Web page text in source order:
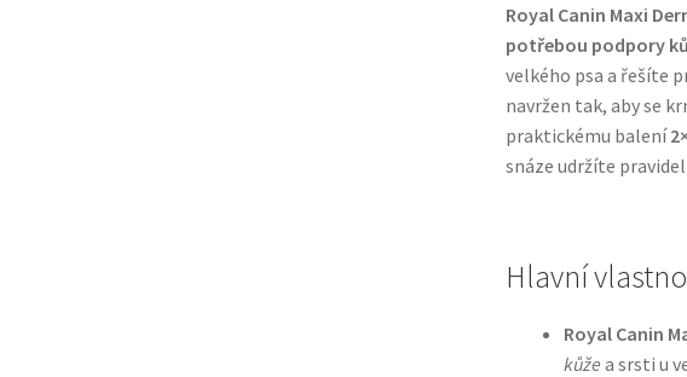
Royal Canin Maxi
potřebou podpory
velkého psa a řešíte
navržen tak, aby se
praktickému balení
snáze udržíte
Hlavní
Royal Canin
kůže a srsti u